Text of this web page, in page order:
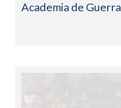
Academia de Guerra